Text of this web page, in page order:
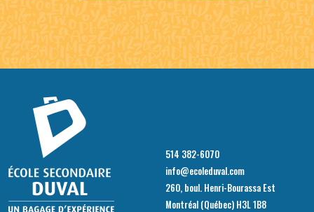
514 382-6070
info@ecoleduval.com
260, boul. Henri-Bourassa Est
Montréal (Québec) H3L 1B8